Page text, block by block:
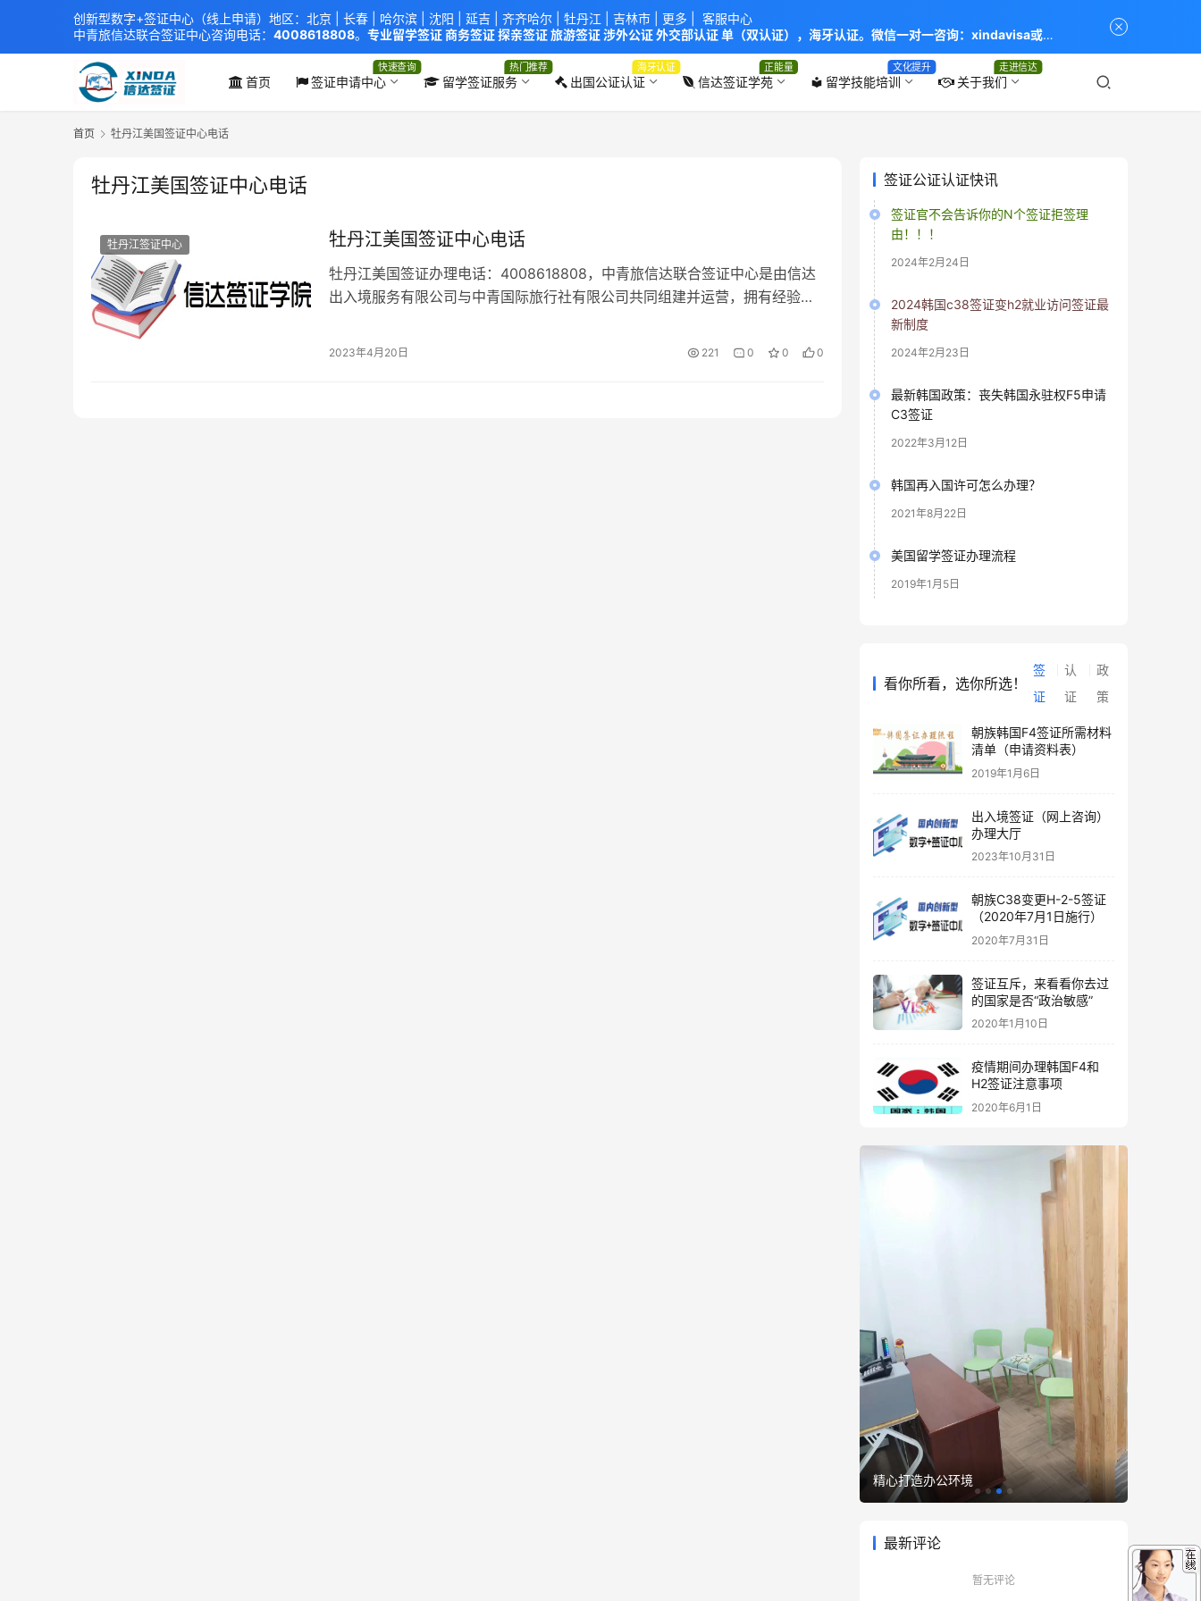
首页 签证申请中心
快速查询
留学签证服务
热门推荐
出国公证认证
海牙认证
信达签证学苑
正能量
local_library 留学技能培训
文化提升
关于我们
走进信达
首页 牡丹江美国签证中心电话
牡丹江美国签证中心电话
牡丹江签证中心 牡丹江美国签证中心电话
牡丹江美国签证办理电话：4008618808，中青旅信达联合签证中心是由信达
出入境服务有限公司与中青国际旅行社有限公司共同组建并运营，拥有经验丰
签证、美国旅游签证、美国商务签证、美国探亲签证、大使馆领事认证、翻译
2023年4月20日 221 0 0 0
签证公证认证快讯
签证官不会告诉你的N个签证拒签理
由！！！
2024年2月24日
2024韩国c38签证变h2就业访问签证最
新制度
2024年2月23日
最新韩国政策：丧失韩国永驻权F5申请
C3签证
2022年3月12日
韩国再入国许可怎么办理？
2021年8月22日
美国留学签证办理流程
2019年1月5日
看你所看，选你所选！
签
证
认
证
政
策
朝族韩国F4签证所需材料
清单（申请资料表）
2019年1月6日
出入境签证（网上咨询）
办理大厅
2023年10月31日
朝族C38变更H-2-5签证
（2020年7月1日施行）
2020年7月31日
签证互斥，来看看你去过
的国家是否“政治敏感”
2020年1月10日
疫情期间办理韩国F4和
H2签证注意事项
2020年6月1日
精心打造办公环境
最新评论
暂无评论
创新型数字+签证中心（线上申请）地区：北京 | 长春 哈尔滨 沈阳 延吉 | 齐齐哈尔 | 牡丹江 吉林市 | 更多 | 客服中心
中青旅信达联合签证中心咨询电话： 4008618808。 专业留学签证 商务签证 探亲签证 旅游签证 涉外公证 外交部认证 单（双认证），海牙认证。微信一对一咨询：xindavisa或
xindavisa01 免责声明：本站非政府网站，不隶属于大使馆！提供服务机构：信达出入境服务有限公司/中青国际旅行社有限公司.专业：留学签证 商务签证 探亲签证 旅游签证 涉外公证
外交部认证 单（双认证），海牙认证。